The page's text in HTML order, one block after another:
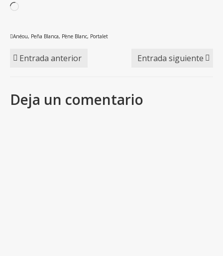
Cargando...
Anéou, Peña Blanca, Pène Blanc, Portalet
Entrada anterior Entrada siguiente
Deja un comentario